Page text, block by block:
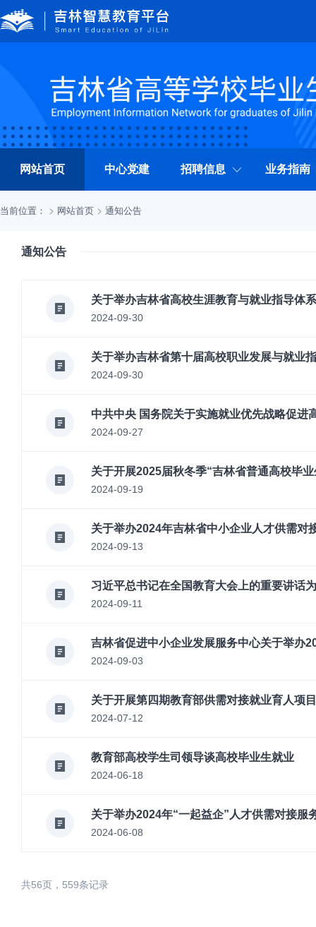
网站首页 中心党建 招聘信息 业务指南
当前位置： 网站首页 通知公告
通知公告
关于举办吉林省高校生涯教育与就业指导体
2024-09-30
关于举办吉林省第十届高校职业发展与就业
2024-09-30
中共中央 国务院关于实施就业优先战略促进
2024-09-27
关于开展2025届秋冬季“吉林省普通高校毕
2024-09-19
关于举办2024年吉林省中小企业人才供需对
2024-09-13
习近平总书记在全国教育大会上的重要讲话
2024-09-11
吉林省促进中小企业发展服务中心关于举办
2024-09-03
关于开展第四期教育部供需对接就业育人项
2024-07-12
教育部高校学生司领导谈高校毕业生就业
2024-06-18
关于举办2024年“一起益企”人才供需对接服
2024-06-08
共56页，559条记录